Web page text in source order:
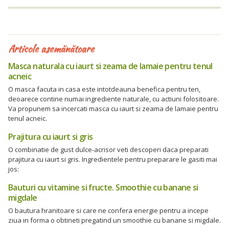
Articole asemănătoare
Masca naturala cu iaurt si zeama de lamaie pentru tenul
acneic
O masca facuta in casa este intotdeauna benefica pentru ten,
deoarece contine numai ingrediente naturale, cu actiuni folositoare.
Va propunem sa incercati masca cu iaurt si zeama de lamaie pentru
tenul acneic.
Prajitura cu iaurt si gris
O combinatie de gust dulce-acrisor veti descoperi daca preparati
prajitura cu iaurt si gris. Ingredientele pentru preparare le gasiti mai
jos:
Bauturi cu vitamine si fructe. Smoothie cu banane si
migdale
O bautura hranitoare si care ne confera energie pentru a incepe
ziua in forma o obtineti pregatind un smoothie cu banane si migdale.